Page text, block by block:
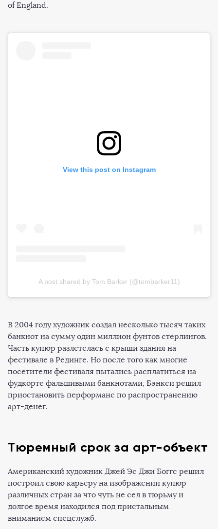
of England.
View this post on Instagram
A post shared by Tom Barker (@tombarker11)
В 2004 году художник создал несколько тысяч таких
банкнот на сумму один миллион фунтов стерлингов.
Часть купюр разлетелась с крыши здания на
фестивале в Рединге. Но после того как многие
посетители фестиваля пытались расплатиться на
фудкорте фальшивыми банкнотами, Бэнкси решил
приостановить перформанс по распространению
арт-денег.
Тюремный срок за арт-объект
Американский художник Джей Эс Джи Боггс решил
построил свою карьеру на изображении купюр
различных стран за что чуть не сел в тюрьму и
долгое время находился под пристальным
вниманием спецслужб.